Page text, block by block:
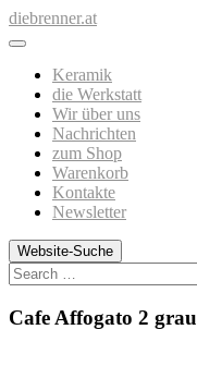
Zum
Inhalt
diebrenner.at
Keramik
die Werkstatt
Wir über uns
Nachrichten
zum Shop
Warenkorb
Kontakte
Newsletter
Website-Suche
Cafe Affogato 2 grau